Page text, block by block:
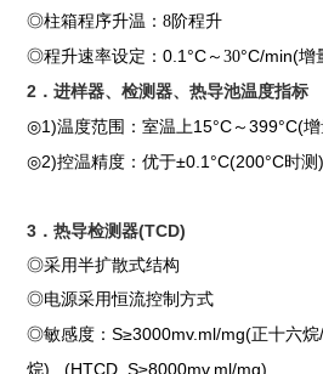
◎柱箱程序升温：8阶程升
◎程升速率设定：0.1°C ～30°C/min(增
2 ．进样器、检测器、热导池温度指标
◎1)温度范围：室温上15°C ～399°C(
◎2)控温精度：优于±0.1°C(200°C时测)
3 ．热导检测器(TCD)
◎采用半扩散式结构
◎电源采用恒流控制方式
◎敏感度：S≥3000mv.ml/mg(正十六烷
烷) (HTCD S≥8000mv.ml/mg)